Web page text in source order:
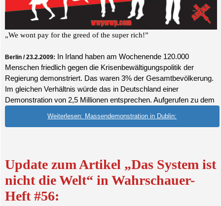
„We wont pay for the greed of the super rich!”
Berlin / 23.2.2009: In Irland haben am Wochenende 120.000
Menschen friedlich gegen die Krisenbewältigungspolitik der
Regierung demonstriert. Das waren 3% der Gesamtbevölkerung.
Im gleichen Verhältnis würde das in Deutschland einer
Demonstration von 2,5 Millionen entsprechen. Aufgerufen zu dem
Weiterlesen: Massendemonstration in Dublin:
Update zum Artikel „Das System ist
nicht die Welt“ in Wahrschauer-
Heft #56: